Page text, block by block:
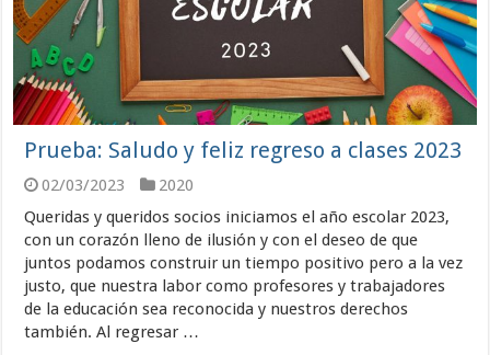
Prueba: Saludo y feliz regreso a clases 2023
02/03/2023
2020
Queridas y queridos socios iniciamos el año escolar 2023,
con un corazón lleno de ilusión y con el deseo de que
juntos podamos construir un tiempo positivo pero a la vez
justo, que nuestra labor como profesores y trabajadores
de la educación sea reconocida y nuestros derechos
también. Al regresar …